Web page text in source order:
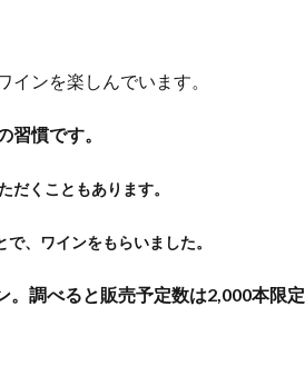
ンを楽しんでいます。
習慣です。
だくこともあります。
、ワインをもらいました。
。調べると販売予定数は2,000本限